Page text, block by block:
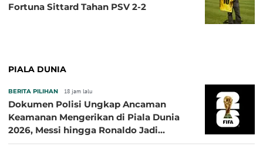
Fortuna Sittard Tahan PSV 2-2
PIALA DUNIA
BERITA PILIHAN 18 jam lalu
Dokumen Polisi Ungkap Ancaman
Keamanan Mengerikan di Piala Dunia
2026, Messi hingga Ronaldo Jadi